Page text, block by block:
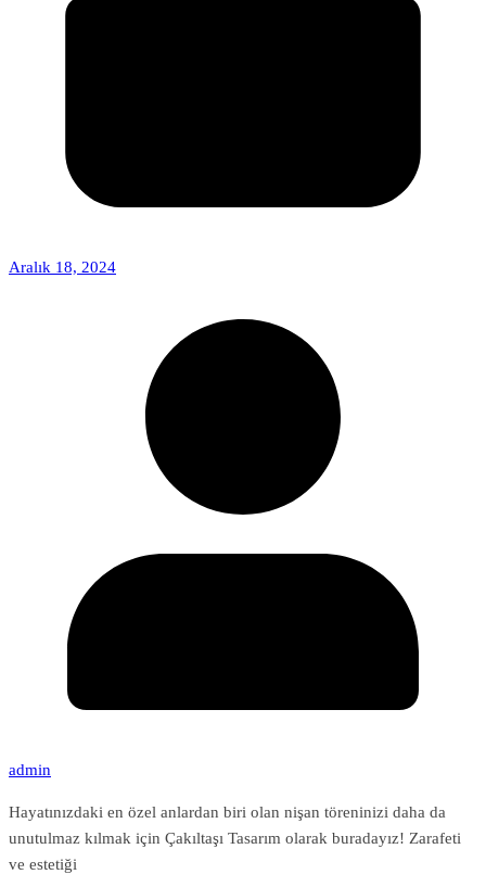
Aralık 18, 2024
admin
Hayatınızdaki en özel anlardan biri olan nişan töreninizi daha da
unutulmaz kılmak için Çakıltaşı Tasarım olarak buradayız! Zarafeti
ve estetiği